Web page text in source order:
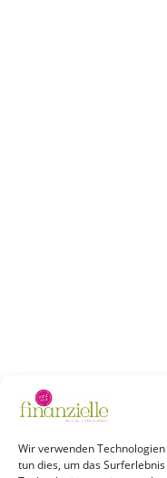
Wir verwenden
tun dies, um das